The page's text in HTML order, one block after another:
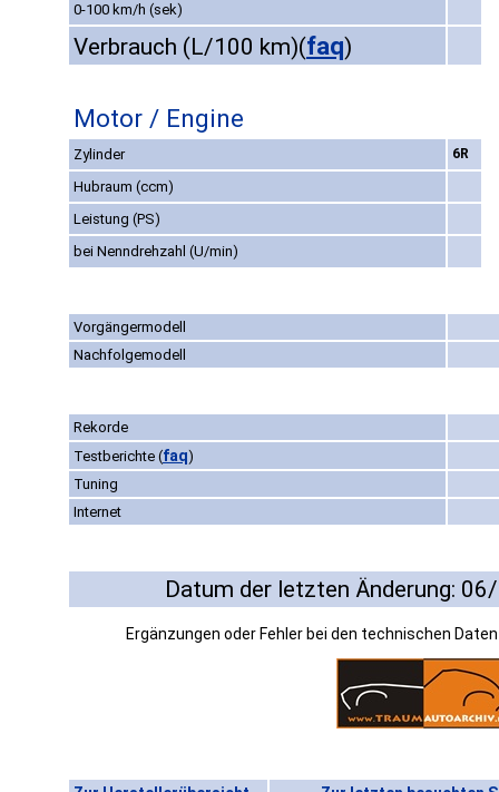
0-100 km/h (sek)
Verbrauch (L/100 km)(faq)
Motor / Engine
Zylinder 6R
Hubraum (ccm)
Leistung (PS)
bei Nenndrehzahl (U/min)
Vorgängermodell
Nachfolgemodell
Rekorde
Testberichte (faq)
Tuning
Internet
Datum der letzten Änderung:
Ergänzungen oder Fehler bei den technischen